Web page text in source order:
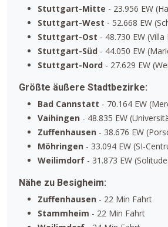
Stuttgart-Mitte - 23.956 EW
Stuttgart-West - 52.668 EW
Stuttgart-Ost - 48.730 EW (Villa
Stuttgart-Süd - 44.050 EW
Stuttgart-Nord - 27.629 EW
Größte äußere Stadtbezirke:
Bad Cannstatt - 70.164 EW
Vaihingen - 48.835 EW
Zuffenhausen - 38.676 EW
Möhringen - 33.094 EW (SI-
Weilimdorf - 31.873 EW
Nähe zu Besigheim:
Zuffenhausen - 22 Min Fahrt
Stammheim - 22 Min Fahrt